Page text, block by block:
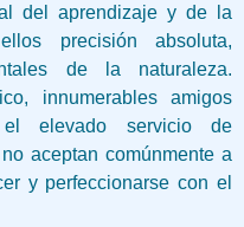
del aprendizaje y de la
precisión absoluta,
de la naturaleza.
innumerables amigos
el elevado servicio de
aceptan comúnmente a
y perfeccionarse con el